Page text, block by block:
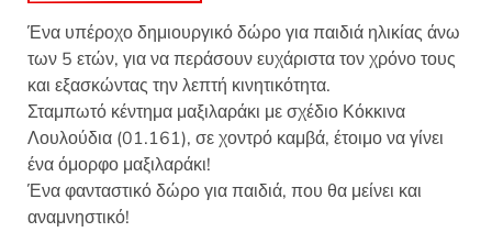
Ένα υπέροχο δημιουργικό δώρο για παιδιά ηλικίας άνω
των 5 ετών, για να περάσουν ευχάριστα τον χρόνο τους
και εξασκώντας την λεπτή κινητικότητα.
Σταμπωτό κέντημα μαξιλαράκι με σχέδιο Κόκκινα
Λουλούδια (01.161), σε χοντρό καμβά, έτοιμο να γίνει
ένα όμορφο μαξιλαράκι!
Ένα φανταστικό δώρο για παιδιά, που θα μείνει και
αναμνηστικό!